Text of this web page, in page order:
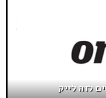
לזה לייק